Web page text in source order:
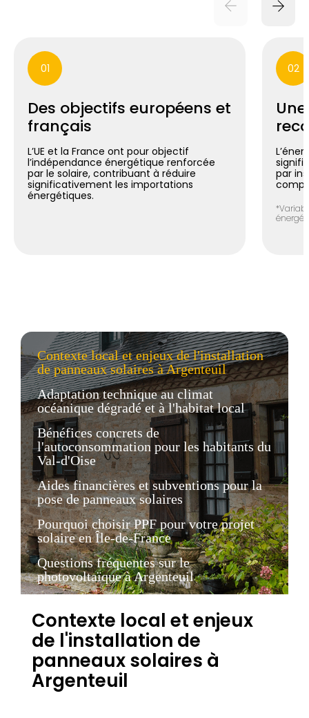
01
Des objectifs européens et
français
L’UE et la France ont pour objectif
l’indépendance énergétique renforcée
par le solaire, contribuant à réduire
significativement les importations
énergétiques.
02
par
Contexte local et enjeux de l'installation
de panneaux solaires à Argenteuil
Adaptation technique au climat
océanique dégradé et à l'habitat local
Bénéfices concrets de
l'autoconsommation pour les habitants du
Val-d'Oise
Aides financières et subventions pour la
pose de panneaux solaires
Pourquoi choisir PPF pour votre projet
solaire en Île-de-France
Questions fréquentes sur le
photovoltaïque à Argenteuil
Contexte local et enjeux
de l'installation de
panneaux solaires à
Argenteuil